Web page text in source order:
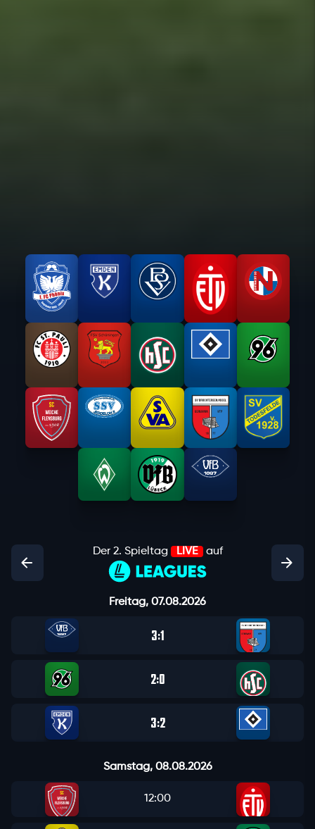
Der 2. Spieltag LIVE auf
Freitag, 07.08.2026
3:1
2:0
3:2
Samstag, 08.08.2026
12:00